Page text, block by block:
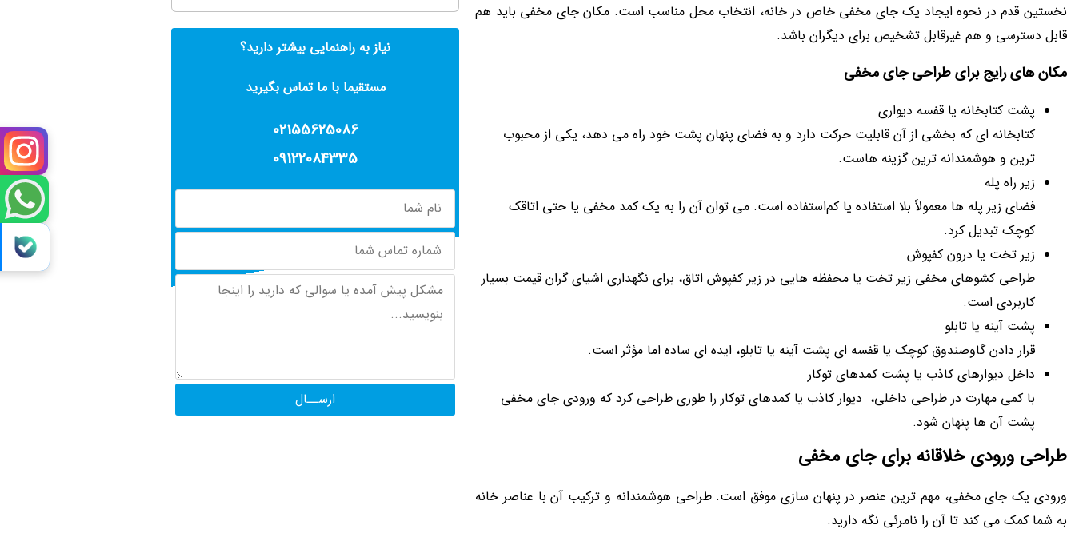
نخستین قدم در نحوه ایجاد یک جای مخفی خاص در خانه، انتخاب محل مناسب است. مکان جای مخفی باید هم
قابل دسترسی و هم غیرقابل‌ تشخیص برای دیگران باشد.
مکان‌ های رایج برای طراحی جای مخفی
پشت کتابخانه یا قفسه دیواری
کتابخانه‌ ای که بخشی از آن قابلیت حرکت دارد و به فضای پنهان پشت خود راه می‌ دهد، یکی از محبوب‌
ترین و هوشمندانه‌ ترین گزینه‌ هاست.
زیر راه‌ پله
فضای زیر پله‌ ها معمولاً بلا استفاده یا کم‌استفاده است. می‌ توان آن را به یک کمد مخفی یا حتی اتاقک
کوچک تبدیل کرد.
زیر تخت یا درون کفپوش
طراحی کشوهای مخفی زیر تخت یا محفظه‌ هایی در زیر کفپوش اتاق، برای نگهداری اشیای گران‌ قیمت بسیار
کاربردی است.
پشت آینه یا تابلو
قرار دادن گاوصندوق کوچک یا قفسه‌ ای پشت آینه یا تابلو، ایده‌ ای ساده اما مؤثر است.
داخل دیوارهای کاذب یا پشت کمدهای توکار
با کمی مهارت در طراحی داخلی، دیوار کاذب یا کمدهای توکار را طوری طراحی کرد که ورودی جای مخفی
پشت آن‌ ها پنهان شود.
طراحی ورودی خلاقانه برای جای مخفی
ورودی یک جای مخفی، مهم‌ ترین عنصر در پنهان‌ سازی موفق است. طراحی هوشمندانه و ترکیب آن با عناصر خانه
به شما کمک می‌ کند تا آن را نامرئی نگه دارید.
نیاز به راهنمایی بیشتر دارید؟
مستقیما با ما تماس بگیرید
02155625086
09122084335
ارســال